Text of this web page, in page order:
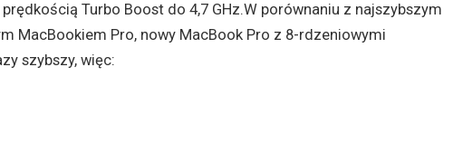
Turbo Boost do 4,7 GHz.W porównaniu z najszybszym
MacBookiem Pro, nowy MacBook Pro z 8-rdzeniowymi
szybszy, więc: